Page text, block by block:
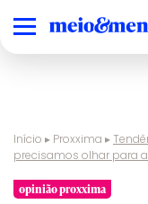
Início ▸ Proxxima ▸
precisamos olhar para
opinião proxxima